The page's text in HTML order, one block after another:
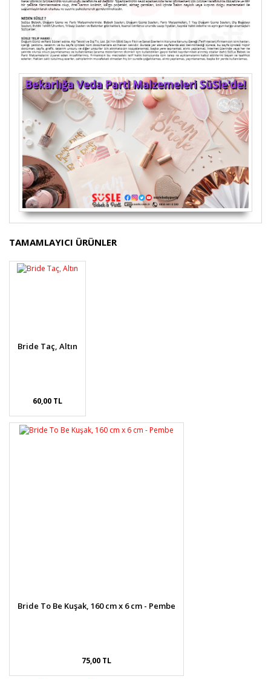
Bu ürünün fiyat bilgisi, resim, ürün açıklamalarında ve
diğer konularda yetersiz gördüğünüz noktaları öneri
formunu kullanarak tarafımıza iletebilirsiniz.
Görüş ve önerileriniz için teşekkür ederiz.
Ürün fiyatı diğer sitelerden daha pahalı.
TAMAMLAYICI ÜRÜNLER
Bride Taç, Altın
60,00 TL
Bride To Be Kuşak, 160 cm x 6 cm - Pembe
75,00 TL